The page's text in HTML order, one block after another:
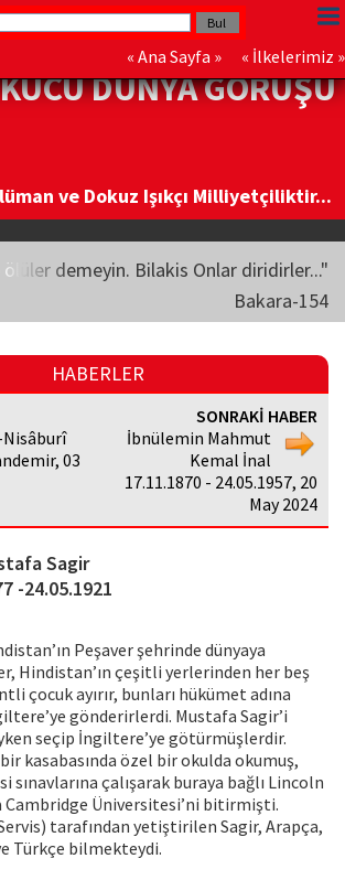
« Ana Sayfa » « İlkelerimiz »
DÜNYA GÖRÜŞÜ
ve Dokuz Işıkçı Milliyetçiliktir...
ölüler demeyin. Bilakis Onlar diridirler..."
Bakara-154
HABERLER
03
SONRAKİ HABER
İbnülemin Mahmut
Kemal İnal
17.11.1870 - 24.05.1957, 20
May 2024
Sagir
-24.05.1921
Peşaver şehrinde dünyaya
Hindistan’ın çeşitli yerlerinden her beş
çocuk ayırır, bunları hükümet adına
gönderirlerdi. Mustafa Sagir’i
seçip İngiltere’ye götürmüşlerdir.
kasabasında özel bir okulda okumuş,
sınavlarına çalışarak buraya bağlı Lincoln
Cambridge Üniversitesi’ni bitirmişti.
tarafından yetiştirilen Sagir, Arapça,
Türkçe bilmekteydi.